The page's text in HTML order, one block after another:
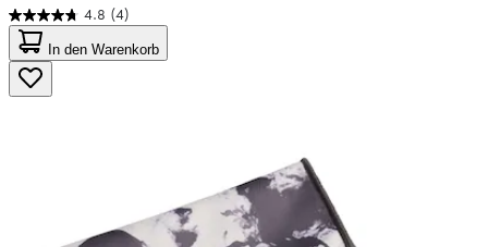
4.8 (4)
4.8
von
5
Sternen.
4
In den Warenkorb